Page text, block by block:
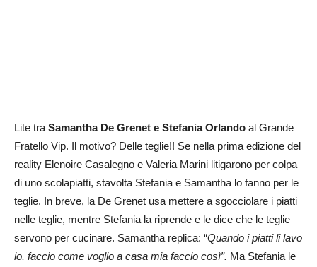
Lite traSamantha De Grenet e Stefania Orlando al Grande
Fratello Vip. Il motivo? Delle teglie!! Se nella prima edizione del
reality Elenoire Casalegno e Valeria Marini litigarono per colpa
di uno scolapiatti, stavolta Stefania e Samantha lo fanno per le
teglie. In breve, la De Grenet usa mettere a sgocciolare i piatti
nelle teglie, mentre Stefania la riprende e le dice che le teglie
servono per cucinare. Samantha replica: “Quando i piatti li lavo
io, faccio come voglio a casa mia faccio così”. Ma Stefania le